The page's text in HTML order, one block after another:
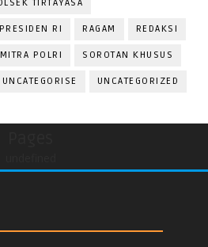
TIRTAYASA
PRESIDEN RI RAGAM REDAKSI
POLRI SOROTAN KHUSUS
UNCATEGORISE UNCATEGORIZED